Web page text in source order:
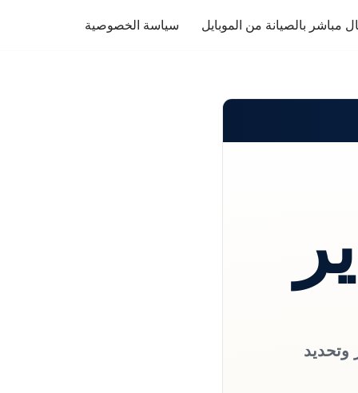
مباشر بالصيانة من الموبايل سياسة الخصوصية
وتحديد